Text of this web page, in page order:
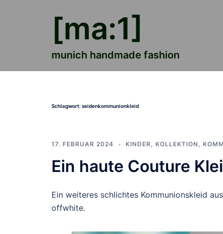
[ma:1]
munich handmade fashion
Schlagwort:seidenkommunionkleid
17. FEBRUAR 2024 KINDER, KOLLEKTION ,
Ein haute Couture
Ein weiteres schlichtes Kommunionskleid
offwhite.